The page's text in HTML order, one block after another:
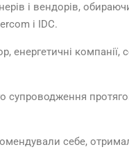
і вендорів,
і IDC.
енергетичні компанії,
себе,